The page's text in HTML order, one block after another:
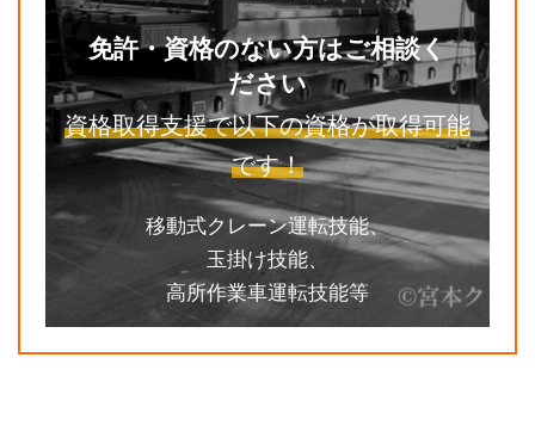
免許・資格のない方はご相談く
ださい
資格取得支援で以下の資格が取得可能
です！
移動式クレーン運転技能、
玉掛け技能、
高所作業車運転技能等